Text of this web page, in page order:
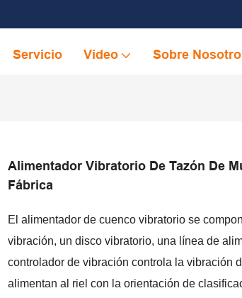
Servicio Video Sobre
Alimentador Vibratorio De Tazón De
Fábrica
El alimentador de cuenco vibratorio se
vibración, un disco vibratorio, una línea de
controlador de vibración controla la vibración
alimentan al riel con la orientación de